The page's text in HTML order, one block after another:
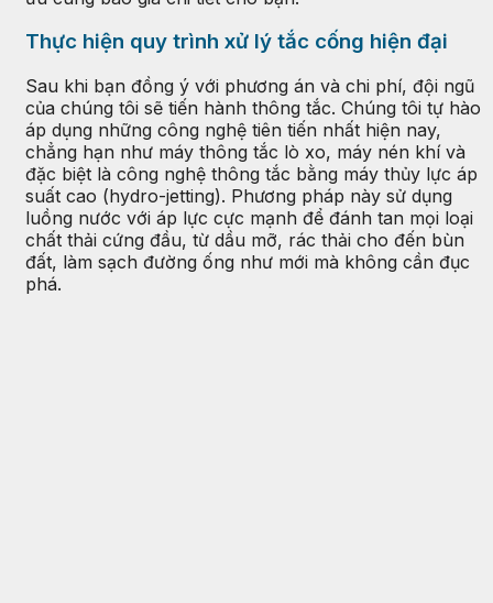
Thực hiện quy trình xử lý tắc cống hiện đại
Sau khi bạn đồng ý với phương án và chi phí, đội ngũ
của chúng tôi sẽ tiến hành thông tắc. Chúng tôi tự hào
áp dụng những công nghệ tiên tiến nhất hiện nay,
chẳng hạn như máy thông tắc lò xo, máy nén khí và
đặc biệt là công nghệ thông tắc bằng máy thủy lực áp
suất cao (hydro-jetting). Phương pháp này sử dụng
luồng nước với áp lực cực mạnh để đánh tan mọi loại
chất thải cứng đầu, từ dầu mỡ, rác thải cho đến bùn
đất, làm sạch đường ống như mới mà không cần đục
phá.